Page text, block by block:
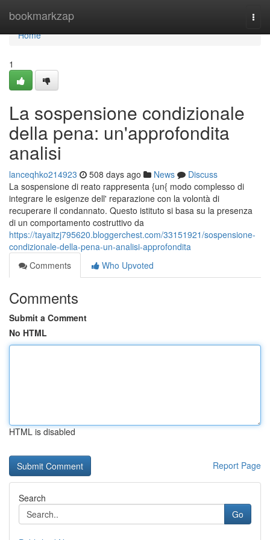
bookmarkzap
Home
Home
1
La sospensione condizionale
della pena: un'approfondita
analisi
lanceqhko214923 508 days ago News
Discuss
La sospensione di reato rappresenta {un{ modo complesso di
integrare le esigenze dell' reparazione con la volontà di
recuperare il condannato. Questo istituto si basa su la presenza
di un comportamento costruttivo da
https://tayaitzj795620.bloggerchest.com/33151921/sospensione-
condizionale-della-pena-un-analisi-approfondita
Comments
Who Upvoted
Comments
Submit a Comment
No HTML
HTML is disabled
Report Page
Search
Go